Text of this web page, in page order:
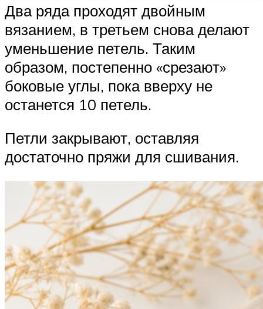
Два ряда проходят двойным
вязанием, в третьем снова делают
уменьшение петель. Таким
образом, постепенно «срезают»
боковые углы, пока вверху не
останется 10 петель.
Петли закрывают, оставляя
достаточно пряжи для сшивания.